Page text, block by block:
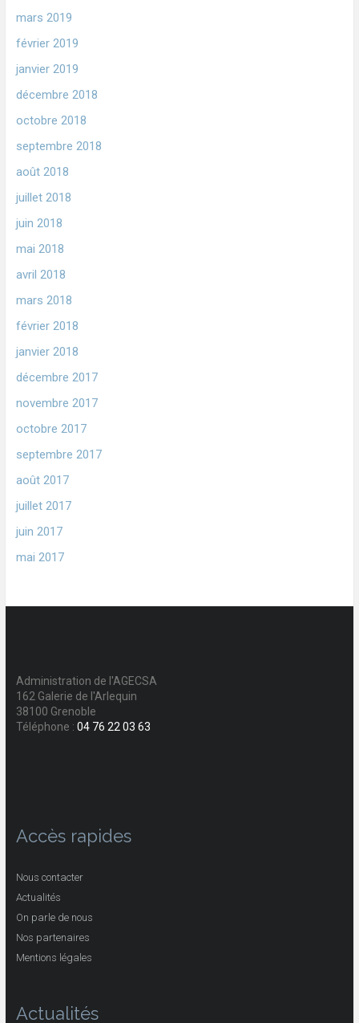
mars 2019
février 2019
janvier 2019
décembre 2018
octobre 2018
septembre 2018
août 2018
juillet 2018
juin 2018
mai 2018
avril 2018
mars 2018
février 2018
janvier 2018
décembre 2017
novembre 2017
octobre 2017
septembre 2017
août 2017
juillet 2017
juin 2017
mai 2017
Administration de l'AGECSA
162 Galerie de l'Arlequin
38100 Grenoble
Téléphone : 04 76 22 03 63
Accès rapides
Nous contacter
Actualités
On parle de nous
Nos partenaires
Mentions légales
Actualités